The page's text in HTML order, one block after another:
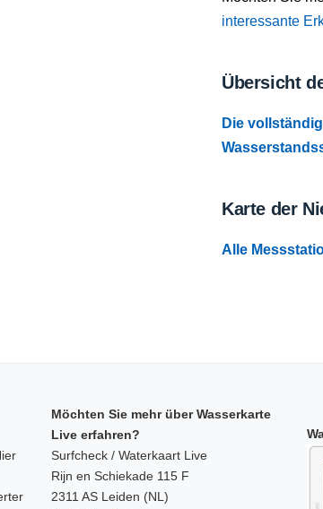
interessante
Übersicht
Die
Karte der
Alle
Möchten Sie mehr über Wasserkarte
Live erfahren?
Surfcheck / Waterkaart Live
Rijn en Schiekade 115 F
2311 AS Leiden (NL)